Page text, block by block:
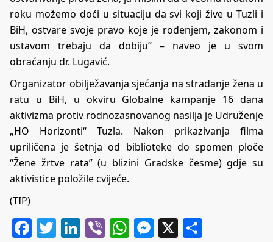
roku možemo doći u situaciju da svi koji žive u Tuzli i
BiH, ostvare svoje pravo koje je rođenjem, zakonom i
ustavom trebaju da dobiju” – naveo je u svom
obraćanju dr. Lugavić.
Organizator obilježavanja sjećanja na stradanje žena u
ratu u BiH, u okviru Globalne kampanje 16 dana
aktivizma protiv rodnozasnovanog nasilja je Udruženje
„HO Horizonti“ Tuzla. Nakon prikazivanja filma
upriličena je šetnja od biblioteke do spomen ploče
“Žene žrtve rata” (u blizini Gradske česme) gdje su
aktivistice položile cvijeće.
(TIP)
Facebook
Twitter
LinkedIn
ViberWhatsApp
Messenger
X